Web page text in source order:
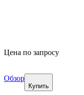
Цена по запросу
Обзор
Купить